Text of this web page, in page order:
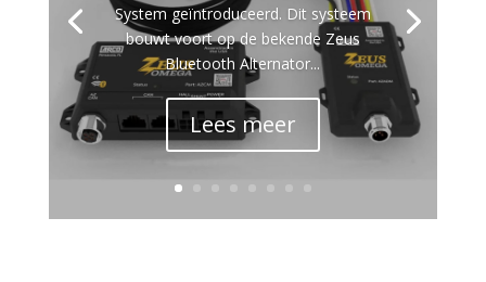
System geïntroduceerd. Dit systeem
bouwt voort op de bekende Zeus
Bluetooth Alternator...
Lees meer